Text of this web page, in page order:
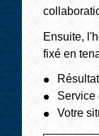
Ensuite,
fixé en
Service
Votre